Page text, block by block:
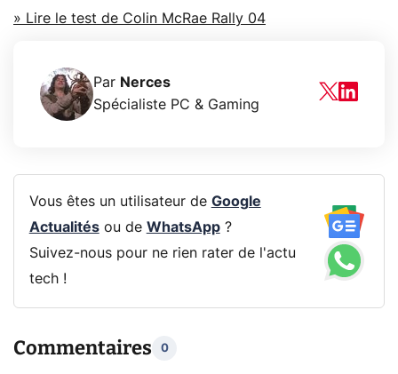
» Lire le test de Colin McRae Rally 04
Par Nerces
Spécialiste PC & Gaming
Vous êtes un utilisateur de Google
Actualitésou de WhatsApp?
Suivez-nous pour ne rien rater de l'actu
tech !
Commentaires 0